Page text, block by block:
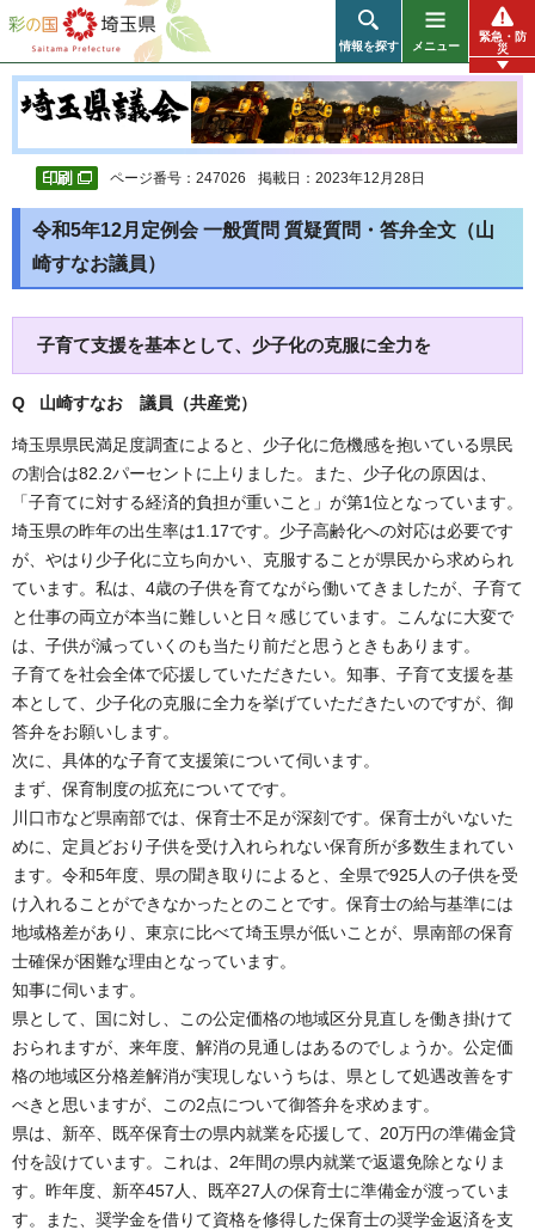
彩の国 埼玉県
情報を探す メニュー
緊急・防
災
ページ番号：247026 掲載日：2023年12月28日
令和5年12月定例会 一般質問 質疑質問・答弁全文（山
崎すなお議員）
子育て支援を基本として、少子化の克服に全力を
Q 山崎すなお 議員（共産党）
埼玉県県民満足度調査によると、少子化に危機感を抱いている県民
の割合は82.2パーセントに上りました。また、少子化の原因は、
「子育てに対する経済的負担が重いこと」が第1位となっています。
埼玉県の昨年の出生率は1.17です。少子高齢化への対応は必要です
が、やはり少子化に立ち向かい、克服することが県民から求められ
ています。私は、4歳の子供を育てながら働いてきましたが、子育て
と仕事の両立が本当に難しいと日々感じています。こんなに大変で
は、子供が減っていくのも当たり前だと思うときもあります。
子育てを社会全体で応援していただきたい。知事、子育て支援を基
本として、少子化の克服に全力を挙げていただきたいのですが、御
答弁をお願いします。
次に、具体的な子育て支援策について伺います。
まず、保育制度の拡充についてです。
川口市など県南部では、保育士不足が深刻です。保育士がいないた
めに、定員どおり子供を受け入れられない保育所が多数生まれてい
ます。令和5年度、県の聞き取りによると、全県で925人の子供を受
け入れることができなかったとのことです。保育士の給与基準には
地域格差があり、東京に比べて埼玉県が低いことが、県南部の保育
士確保が困難な理由となっています。
知事に伺います。
県として、国に対し、この公定価格の地域区分見直しを働き掛けて
おられますが、来年度、解消の見通しはあるのでしょうか。公定価
格の地域区分格差解消が実現しないうちは、県として処遇改善をす
べきと思いますが、この2点について御答弁を求めます。
県は、新卒、既卒保育士の県内就業を応援して、20万円の準備金貸
付を設けています。これは、2年間の県内就業で返還免除となりま
す。昨年度、新卒457人、既卒27人の保育士に準備金が渡っていま
す。また、奨学金を借りて資格を修得した保育士の奨学金返済を支